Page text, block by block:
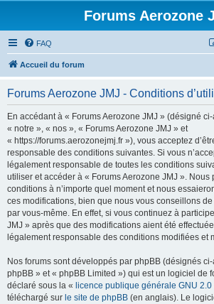
Forums Aerozone
FAQ
Accueil du forum
Forums Aerozone JMJ - Conditions
En accédant à « Forums Aerozone JMJ » (désigné
« notre », « nos », « Forums Aerozone JMJ » et
« https://forums.aerozonejmj.fr »), vous acceptez
responsable des conditions suivantes. Si vous
légalement responsable de toutes les conditions
utiliser et accéder à « Forums Aerozone JMJ ». Nous
conditions à n’importe quel moment et nous
ces modifications, bien que nous vous conseillons
par vous-même. En effet, si vous continuez à
JMJ » après que des modifications aient été
légalement responsable des conditions modifiées et
Nos forums sont développés par phpBB (désignés
phpBB » et « phpBB Limited ») qui est un logiciel de
déclaré sous la « licence publique générale GNU 2.0
téléchargé sur le site de phpBB (en anglais). Le